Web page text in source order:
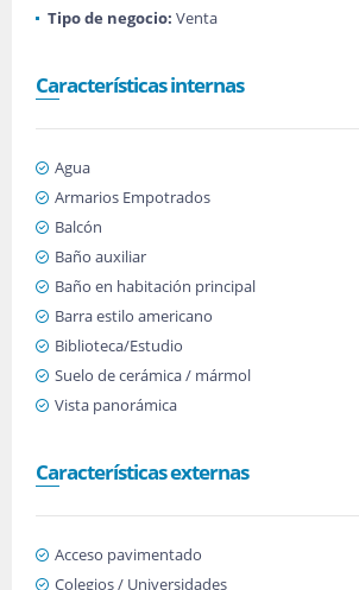
Tipo de negocio: Venta
Características internas
Agua
Armarios Empotrados
Balcón
Baño auxiliar
Baño en habitación principal
Barra estilo americano
Biblioteca/Estudio
Suelo de cerámica / mármol
Vista panorámica
Características externas
Acceso pavimentado
Colegios / Universidades